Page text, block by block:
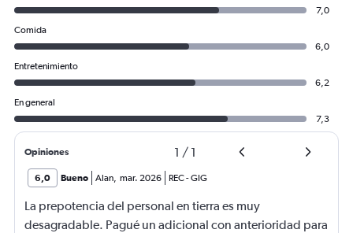
7,0
Comida
6,0
Entretenimiento
6,2
En general
7,3
Opiniones 1 / 1
6,0 Bueno Alan, mar. 2026 REC-GIG
La prepotencia del personal en tierra es muy
desagradable. Pagué un adicional con anterioridad para